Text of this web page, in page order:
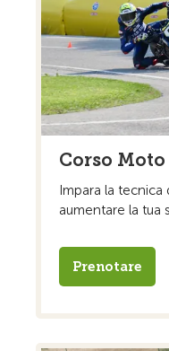
Corso Moto
Impara la tecnica
aumentare la tua
Prenotare